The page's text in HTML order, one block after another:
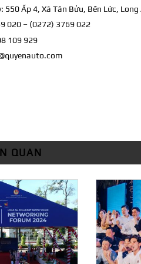
550 Ấp 4, Xã Tân Bửu, Bến Lức, Long
020 – (0272) 3769 022
109 929
QUAN